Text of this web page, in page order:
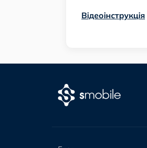
Відеоінструкція